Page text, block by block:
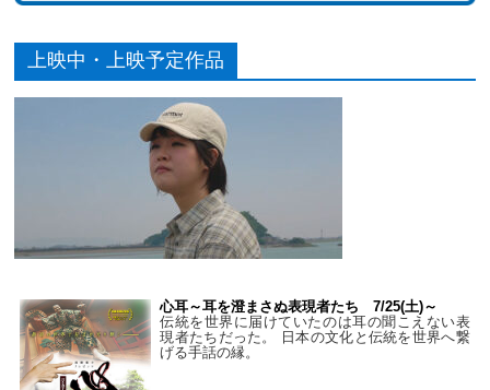
上映中・上映予定作品
心耳～耳を澄まさぬ表現者たち 7/25(土)～
伝統を世界に届けていたのは耳の聞こえない表
現者たちだった。 日本の文化と伝統を世界へ繋
げる手話の縁。